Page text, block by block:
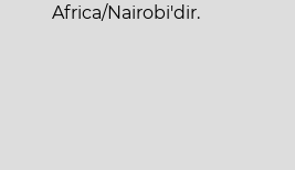
Africa/Nairobi'dir.